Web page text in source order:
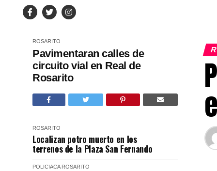
ROSARITO
Pavimentaran calles de
circuito vial en Real de
Rosarito
ROSARITO
Localizan potro muerto en los
terrenos de la Plaza San Fernando
POLICIACA ROSARITO